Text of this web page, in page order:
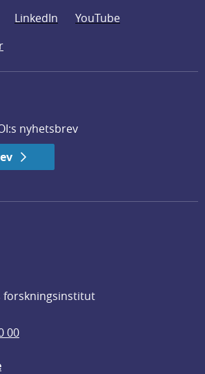
LinkedIn
YouTube
nyhetsbrev
forskningsinstitut
00